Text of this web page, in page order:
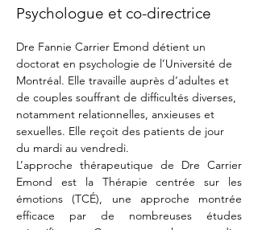
Psychologue et co-directrice
Dre Fannie Carrier Emond détient un
doctorat en psychologie de l’Université de
Montréal. Elle travaille auprès d’adultes et
de couples souffrant de difficultés diverses,
notamment relationnelles, anxieuses et
sexuelles. Elle reçoit des patients de jour
du mardi au vendredi.
L’approche thérapeutique de Dre Carrier
Emond est la Thérapie centrée sur les
émotions (TCÉ), une approche montrée
efficace par de nombreuses études